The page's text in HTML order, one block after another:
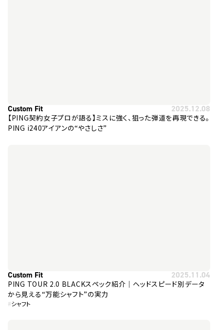
Custom Fit 2025.12.08
【PING契約女子プロが語る】ミスに強く、狙った弾道を再現できる。
PING i240アイアンの“やさしさ”
Custom Fit 2025.11.04
PING TOUR 2.0 BLACKスペック紹介｜ヘッドスピード別データ
から見える“万能シャフト”の実力
#シャフト